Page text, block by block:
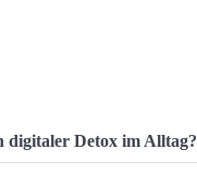
digitaler Detox im Alltag?